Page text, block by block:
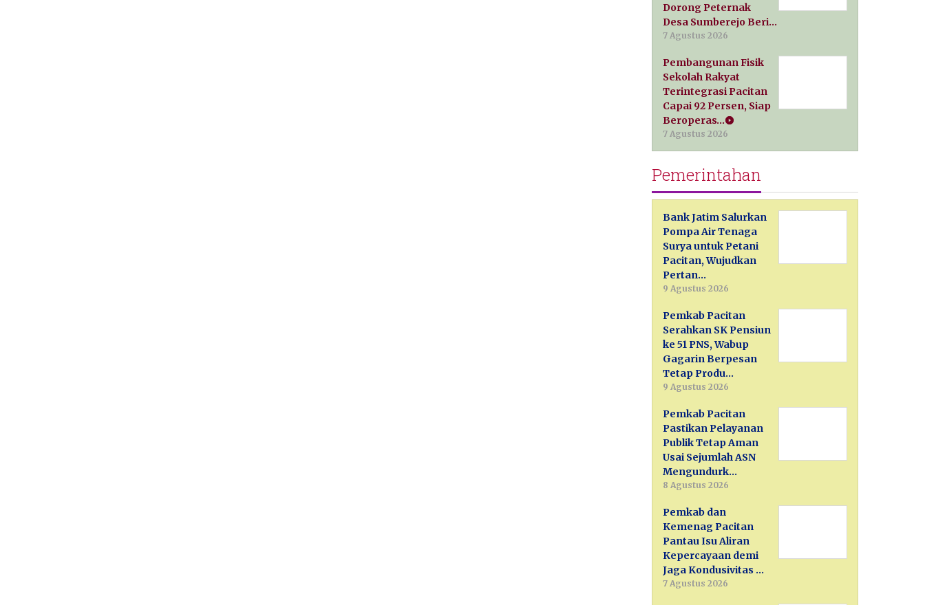
Dorong Peternak
Desa Sumberejo Beri…
7 Agustus 2026
Pembangunan Fisik
Sekolah Rakyat
Terintegrasi Pacitan
Capai 92 Persen, Siap
Beroperas…
7 Agustus 2026
Pemerintahan
Bank Jatim Salurkan
Pompa Air Tenaga
Surya untuk Petani
Pacitan, Wujudkan
Pertan…
9 Agustus 2026
Pemkab Pacitan
Serahkan SK Pensiun
ke 51 PNS, Wabup
Gagarin Berpesan
Tetap Produ…
9 Agustus 2026
Pemkab Pacitan
Pastikan Pelayanan
Publik Tetap Aman
Usai Sejumlah ASN
Mengundurk…
8 Agustus 2026
Pemkab dan
Kemenag Pacitan
Pantau Isu Aliran
Kepercayaan demi
Jaga Kondusivitas …
7 Agustus 2026